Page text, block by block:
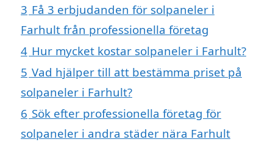
3 Få 3 erbjudanden för solpaneler i
Farhult från professionella företag
4 Hur mycket kostar solpaneler i Farhult?
5 Vad hjälper till att bestämma priset på
solpaneler i Farhult?
6 Sök efter professionella företag för
solpaneler i andra städer nära Farhult